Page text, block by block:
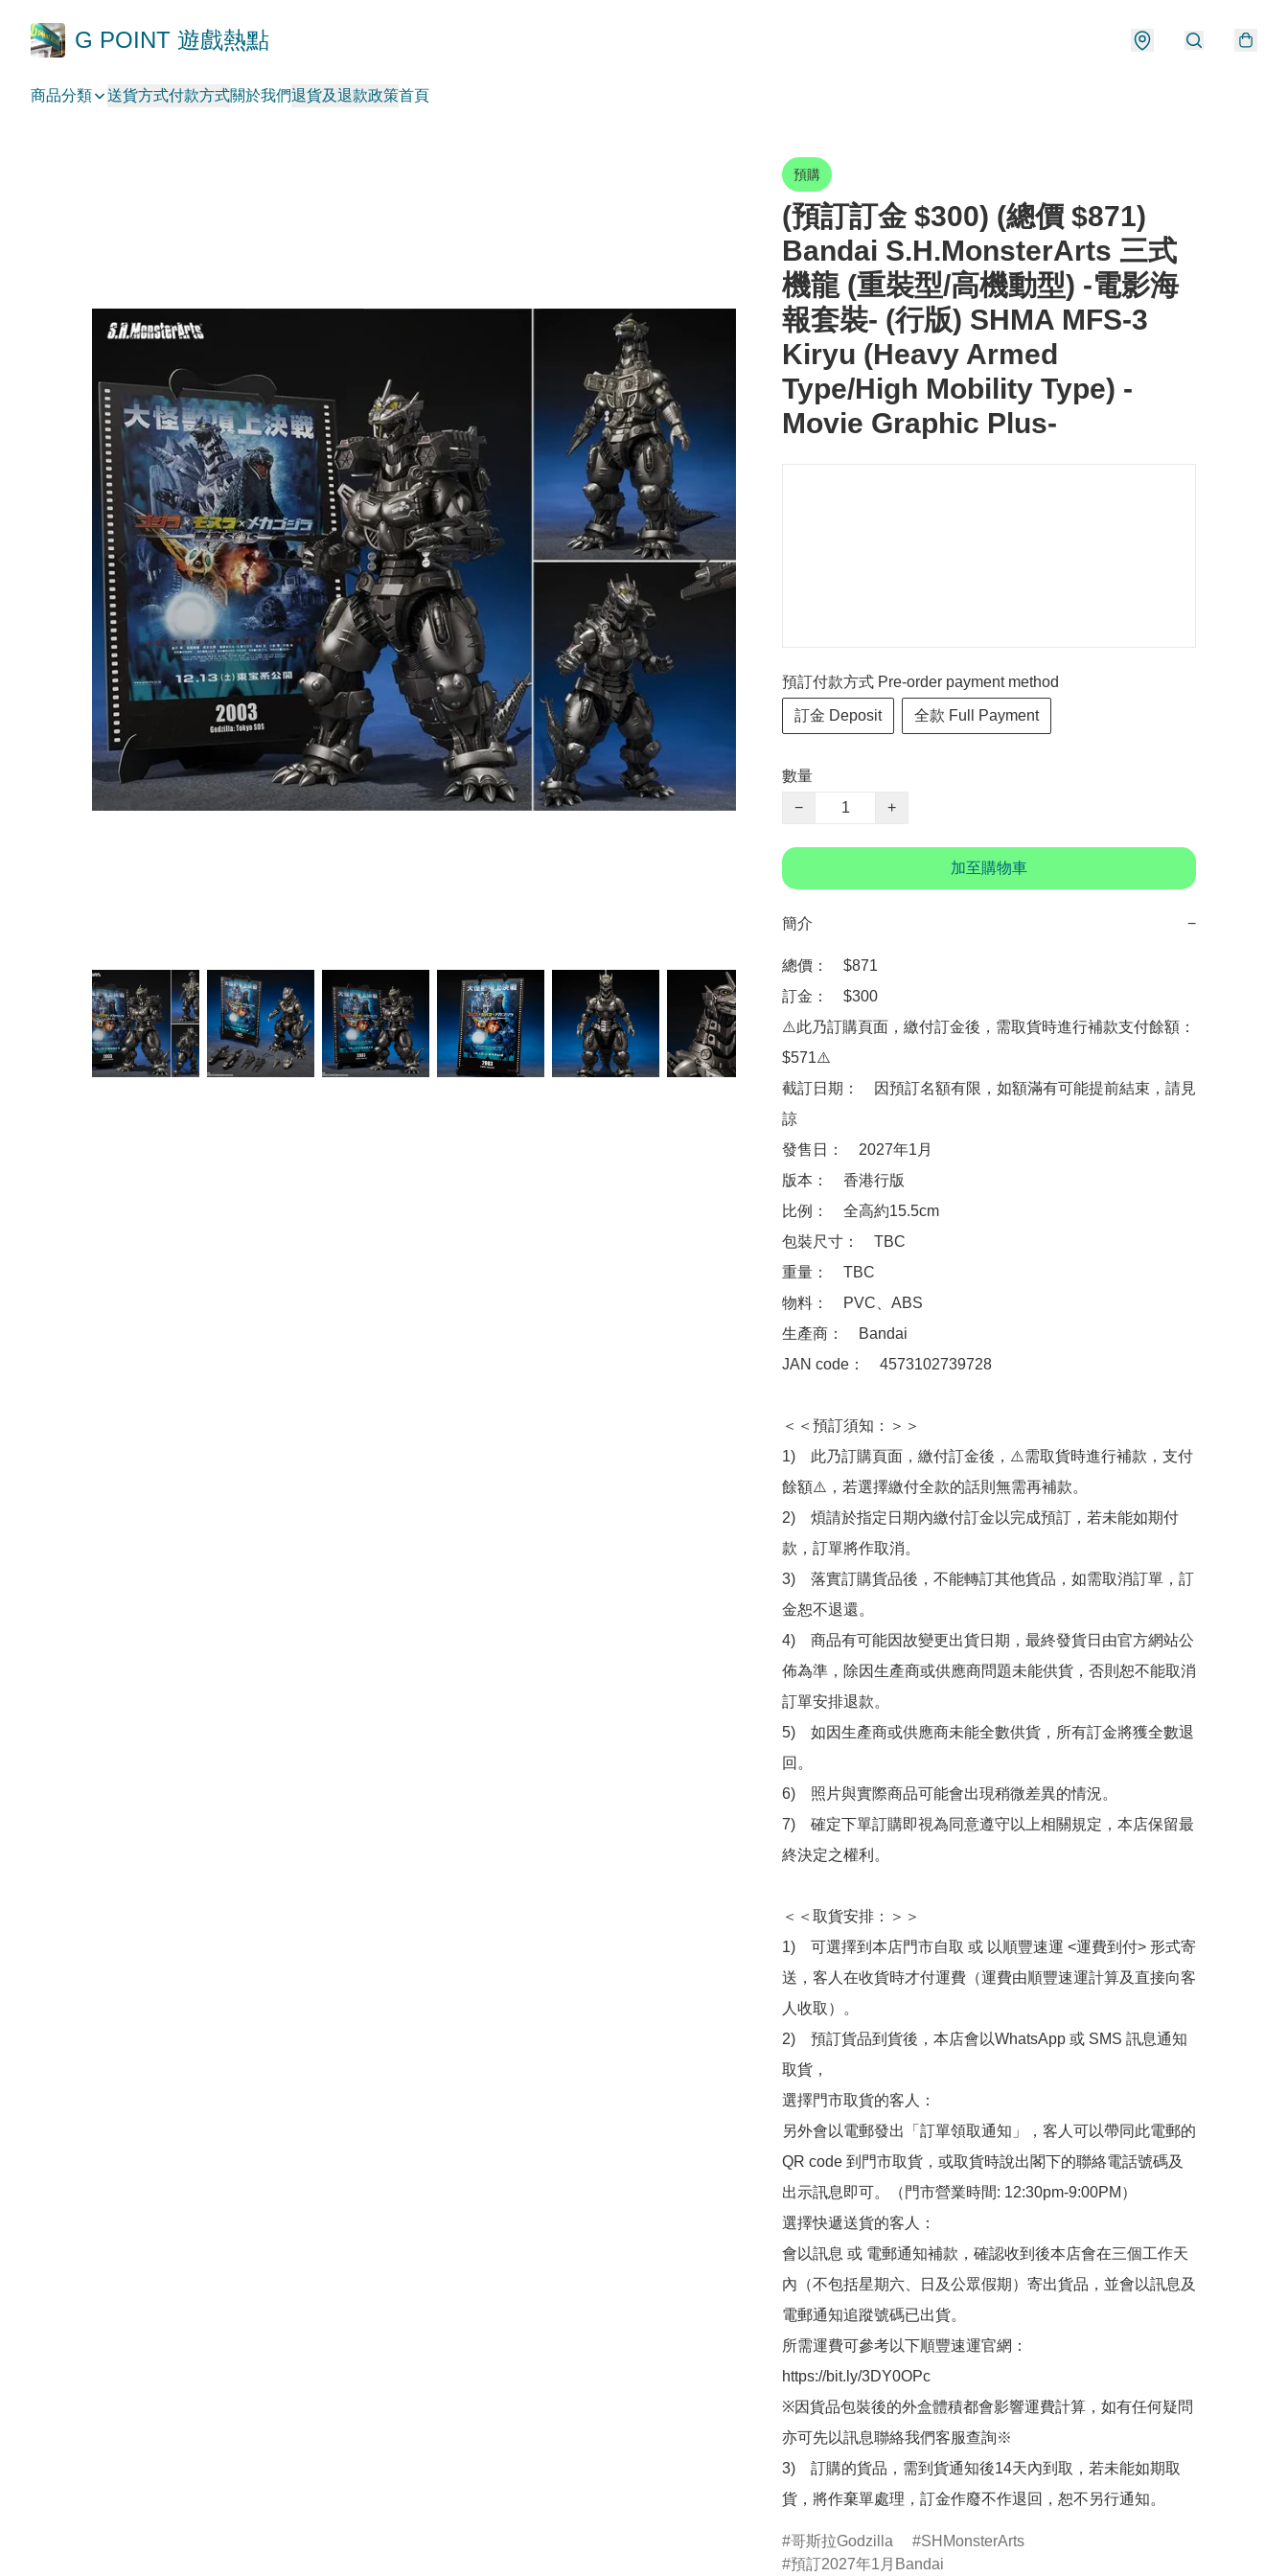
G POINT 遊戲熱點
商品分類 送貨方式付款方式關於我們退貨及退款政策首頁
預購
(預訂訂金 $300) (總價 $871)
Bandai S.H.MonsterArts 三式
機龍 (重裝型/高機動型) -電影海
報套裝- (行版) SHMA MFS-3
Kiryu (Heavy Armed
Type/High Mobility Type) -
Movie Graphic Plus-
預訂付款方式 Pre-order payment method
訂金 Deposit 全款 Full Payment
數量
−
+
加至購物車
簡介 −
總價：　$871
訂金：　$300
⚠️此乃訂購頁面，繳付訂金後，需取貨時進行補款支付餘額：
$571⚠️
截訂日期：　因預訂名額有限，如額滿有可能提前結束，請見
諒
發售日：　2027年1月
版本：　香港行版
比例：　全高約15.5cm
包裝尺寸：　TBC
重量：　TBC
物料：　PVC、ABS
生產商：　Bandai
JAN code：　4573102739728
＜＜預訂須知：＞＞
1)　此乃訂購頁面，繳付訂金後，⚠️需取貨時進行補款，支付
餘額⚠️，若選擇繳付全款的話則無需再補款。
2)　煩請於指定日期內繳付訂金以完成預訂，若未能如期付
款，訂單將作取消。
3)　落實訂購貨品後，不能轉訂其他貨品，如需取消訂單，訂
金恕不退還。
4)　商品有可能因故變更出貨日期，最終發貨日由官方網站公
佈為準，除因生產商或供應商問題未能供貨，否則恕不能取消
訂單安排退款。
5)　如因生產商或供應商未能全數供貨，所有訂金將獲全數退
回。
6)　照片與實際商品可能會出現稍微差異的情況。
7)　確定下單訂購即視為同意遵守以上相關規定，本店保留最
終決定之權利。
＜＜取貨安排：＞＞
1)　可選擇到本店門市自取 或 以順豐速運 <運費到付> 形式寄
送，客人在收貨時才付運費（運費由順豐速運計算及直接向客
人收取）。
2)　預訂貨品到貨後，本店會以WhatsApp 或 SMS 訊息通知
取貨，
選擇門市取貨的客人：
另外會以電郵發出「訂單領取通知」，客人可以帶同此電郵的
QR code 到門市取貨，或取貨時說出閣下的聯絡電話號碼及
出示訊息即可。（門市營業時間: 12:30pm-9:00PM）
選擇快遞送貨的客人：
會以訊息 或 電郵通知補款，確認收到後本店會在三個工作天
內（不包括星期六、日及公眾假期）寄出貨品，並會以訊息及
電郵通知追蹤號碼已出貨。
所需運費可參考以下順豐速運官網：
https://bit.ly/3DY0OPc
※因貨品包裝後的外盒體積都會影響運費計算，如有任何疑問
亦可先以訊息聯絡我們客服查詢※
3)　訂購的貨品，需到貨通知後14天內到取，若未能如期取
貨，將作棄單處理，訂金作廢不作退回，恕不另行通知。
哥斯拉Godzilla
SHMonsterArts
預訂2027年1月Bandai